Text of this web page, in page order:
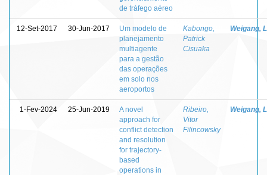
de tráfego aéreo
12-Set-2017 30-Jun-2017
Um modelo de
planejamento
multiagente
para a gestão
das operações
em solo nos
aeroportos
Kabongo,
Patrick
Cisuaka
Weigang,
1-Fev-2024 25-Jun-2019
A novel
approach for
conflict detection
and resolution
for trajectory-
based
operations in
Ribeiro,
Vitor
Filincowsky
Weigang,